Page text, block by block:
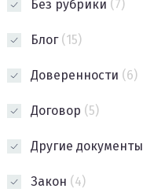
Без рубрики (7)
Блог(15)
Доверенности (6)
Договор (5)
Другие документы
Закон (4)